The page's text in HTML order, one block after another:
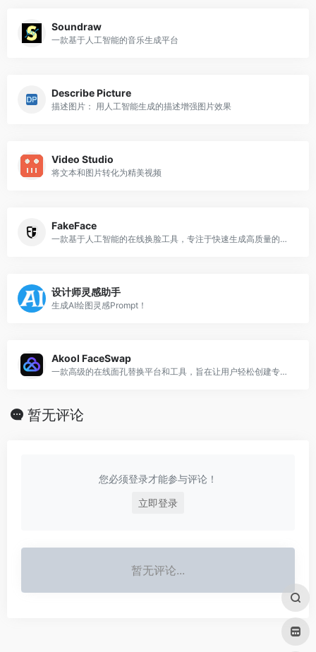
Soundraw
一款基于人工智能的音乐生成平台
Describe Picture
描述图片： 用人工智能生成的描述增强图片效果
Video Studio
将文本和图片转化为精美视频
FakeFace
一款基于人工智能的在线换脸工具，专注于快速生成高质量的面部交换内容
设计师灵感助手
生成AI绘图灵感Prompt！
Akool FaceSwap
一款高级的在线面孔替换平台和工具，旨在让用户轻松创建专业级的换脸体验
暂无评论
您必须登录才能参与评论！
立即登录
暂无评论...